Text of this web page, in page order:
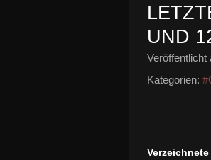
UND
Veröffentlicht
Kategorien: